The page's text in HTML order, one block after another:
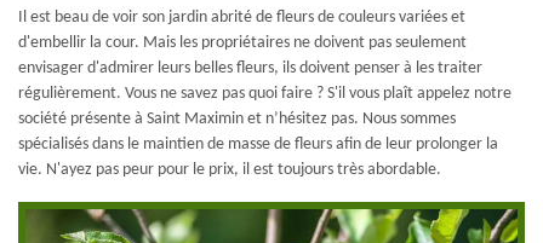
Il est beau de voir son jardin abrité de fleurs de couleurs variées et
d'embellir la cour. Mais les propriétaires ne doivent pas seulement
envisager d'admirer leurs belles fleurs, ils doivent penser à les traiter
régulièrement. Vous ne savez pas quoi faire ? S'il vous plaît appelez notre
société présente à Saint Maximin et n’hésitez pas. Nous sommes
spécialisés dans le maintien de masse de fleurs afin de leur prolonger la
vie. N'ayez pas peur pour le prix, il est toujours très abordable.